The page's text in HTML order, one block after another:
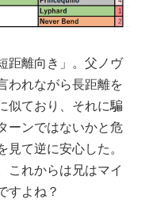
距離向き」。父ノヴ
われながら長距離を
似ており、それに騙
ーンではないかと危
て逆に安心した。
これからは兄はマイ
すよね？